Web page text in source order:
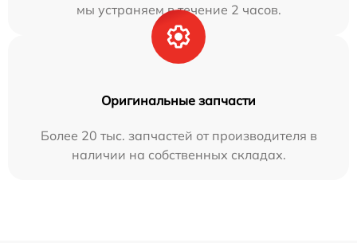
мы устраняем в течение 2 часов.
Оригинальные запчасти
Более 20 тыс. запчастей от производителя в
наличии на собственных складах.